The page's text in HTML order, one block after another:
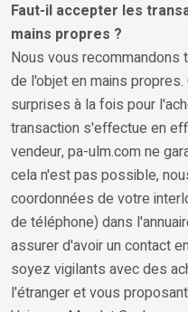
Faut-il accepter les
mains propres ?
Nous vous recommandons
de l'objet en mains
surprises à la fois pour
transaction s'effectue en
vendeur, pa-ulm.com ne
cela n'est pas possible,
coordonnées de votre
de téléphone) dans
assurer d'avoir un contact
soyez vigilants avec des
l'étranger et vous